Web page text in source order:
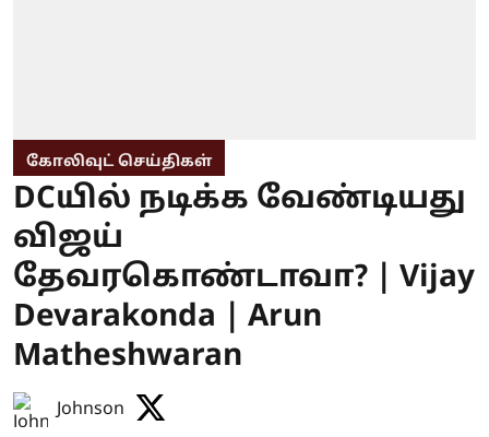
கோலிவுட் செய்திகள்
DCயில் நடிக்க வேண்டியது
விஜய்
தேவரகொண்டாவா? | Vijay
Devarakonda | Arun
Matheshwaran
Johnson